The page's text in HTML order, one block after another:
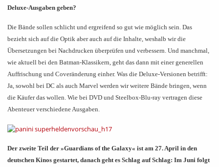
Deluxe-Ausgaben geben?
Die Bände sollen schlicht und ergreifend so gut wie möglich sein. Das
bezieht sich auf die Optik aber auch auf die Inhalte, weshalb wir die
Übersetzungen bei Nachdrucken überprüfen und verbessern. Und manchmal,
wie aktuell bei den Batman-Klassikern, geht das dann mit einer generellen
Auffrischung und Coveränderung einher. Was die Deluxe-Versionen betrifft:
Ja, sowohl bei DC als auch Marvel werden wir weitere Bände bringen, wenn
die Käufer das wollen. Wie bei DVD und Steelbox-Blu-ray vertragen diese
Abenteuer verschiedene Ausgaben.
Der zweite Teil der »Guardians of the Galaxy« ist am 27. April in den
deutschen Kinos gestartet, danach geht es Schlag auf Schlag: Im Juni folgt